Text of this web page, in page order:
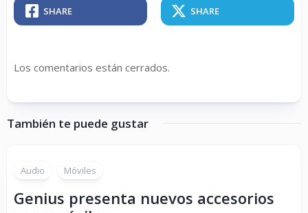
SHARE SHARE
Los comentarios están cerrados.
También te puede gustar
Audio Móviles
Genius presenta nuevos accesorios